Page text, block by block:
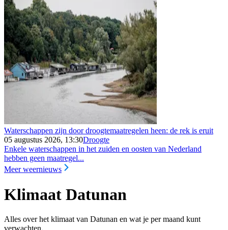
Waterschappen zijn door droogtemaatregelen heen: de rek is eruit
05 augustus 2026, 13:30Droogte
Enkele waterschappen in het zuiden en oosten van Nederland
hebben geen maatregel...
Meer weernieuws
Klimaat Datunan
Alles over het klimaat van Datunan en wat je per maand kunt